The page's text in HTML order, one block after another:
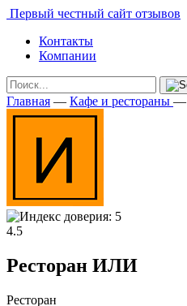
Первый честный сайт отзывов
Контакты
Компании
Главная — Кафе и рестораны —
4.5
Ресторан ИЛИ
Ресторан